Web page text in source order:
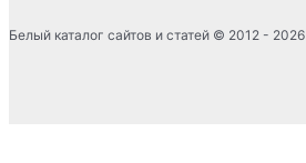
Белый каталог сайтов и статей © 2012 - 2026